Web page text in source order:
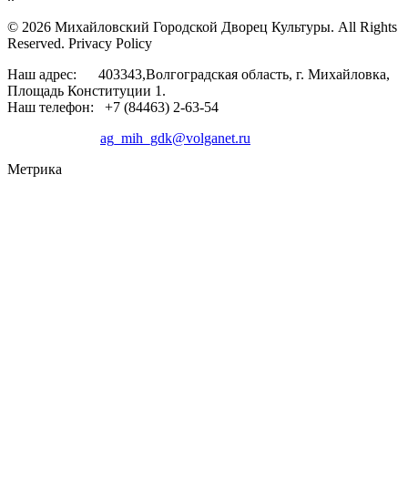
© 2026 Михайловский Городской Дворец Культуры. All Rights
Reserved. Privacy Policy
Наш адрес: 403343,Волгоградская область, г. Михайловка,
Площадь Конституции 1.
Наш телефон: +7 (84463) 2-63-54
ag_mih_gdk@volganet.ru
Метрика